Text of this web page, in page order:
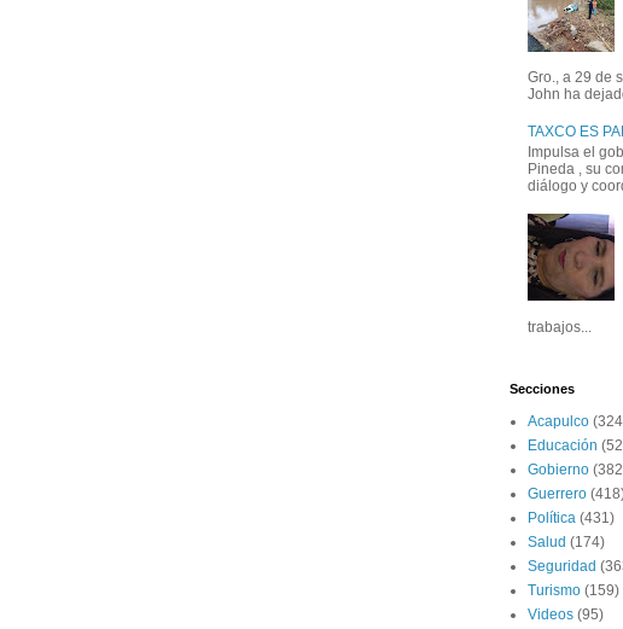
Gro., a 29 de
John ha
TAXCO ES
Impulsa el
Pineda , su
diálogo y
trabajos...
Secciones
Acapulco
Educación
Gobierno
Guerrero
Política (431)
Salud (174)
Seguridad
Turismo (159)
Videos (95)